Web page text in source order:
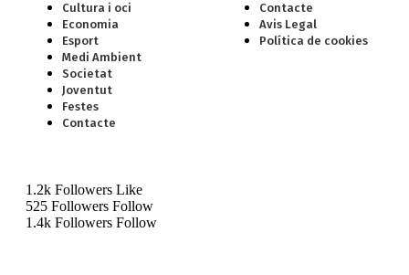
Cultura i oci
Economia
Esport
Medi Ambient
Societat
Joventut
Festes
Contacte
Contacte
Avis Legal
Política de cookies
1.2k Followers Like
525 Followers Follow
1.4k Followers Follow